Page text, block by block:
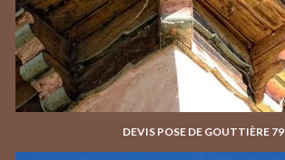
DEVIS POSE DE GOUTTIÈRE 79